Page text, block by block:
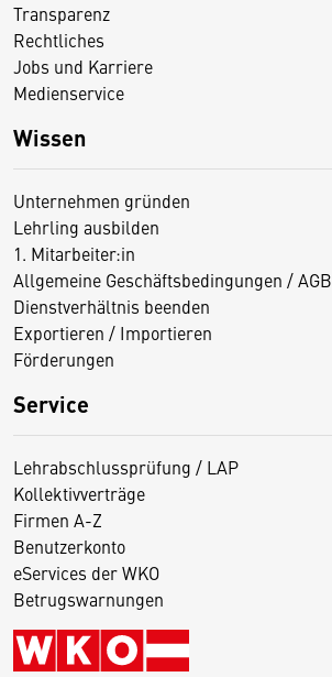
Transparenz
Rechtliches
Jobs und Karriere
Medienservice
Wissen
Unternehmen gründen
Lehrling ausbilden
1. Mitarbeiter:in
Allgemeine Geschäftsbedingungen / AGB
Dienstverhältnis beenden
Exportieren / Importieren
Förderungen
Service
Lehrabschlussprüfung / LAP
Kollektivverträge
Firmen A-Z
Benutzerkonto
eServices der WKO
Betrugswarnungen